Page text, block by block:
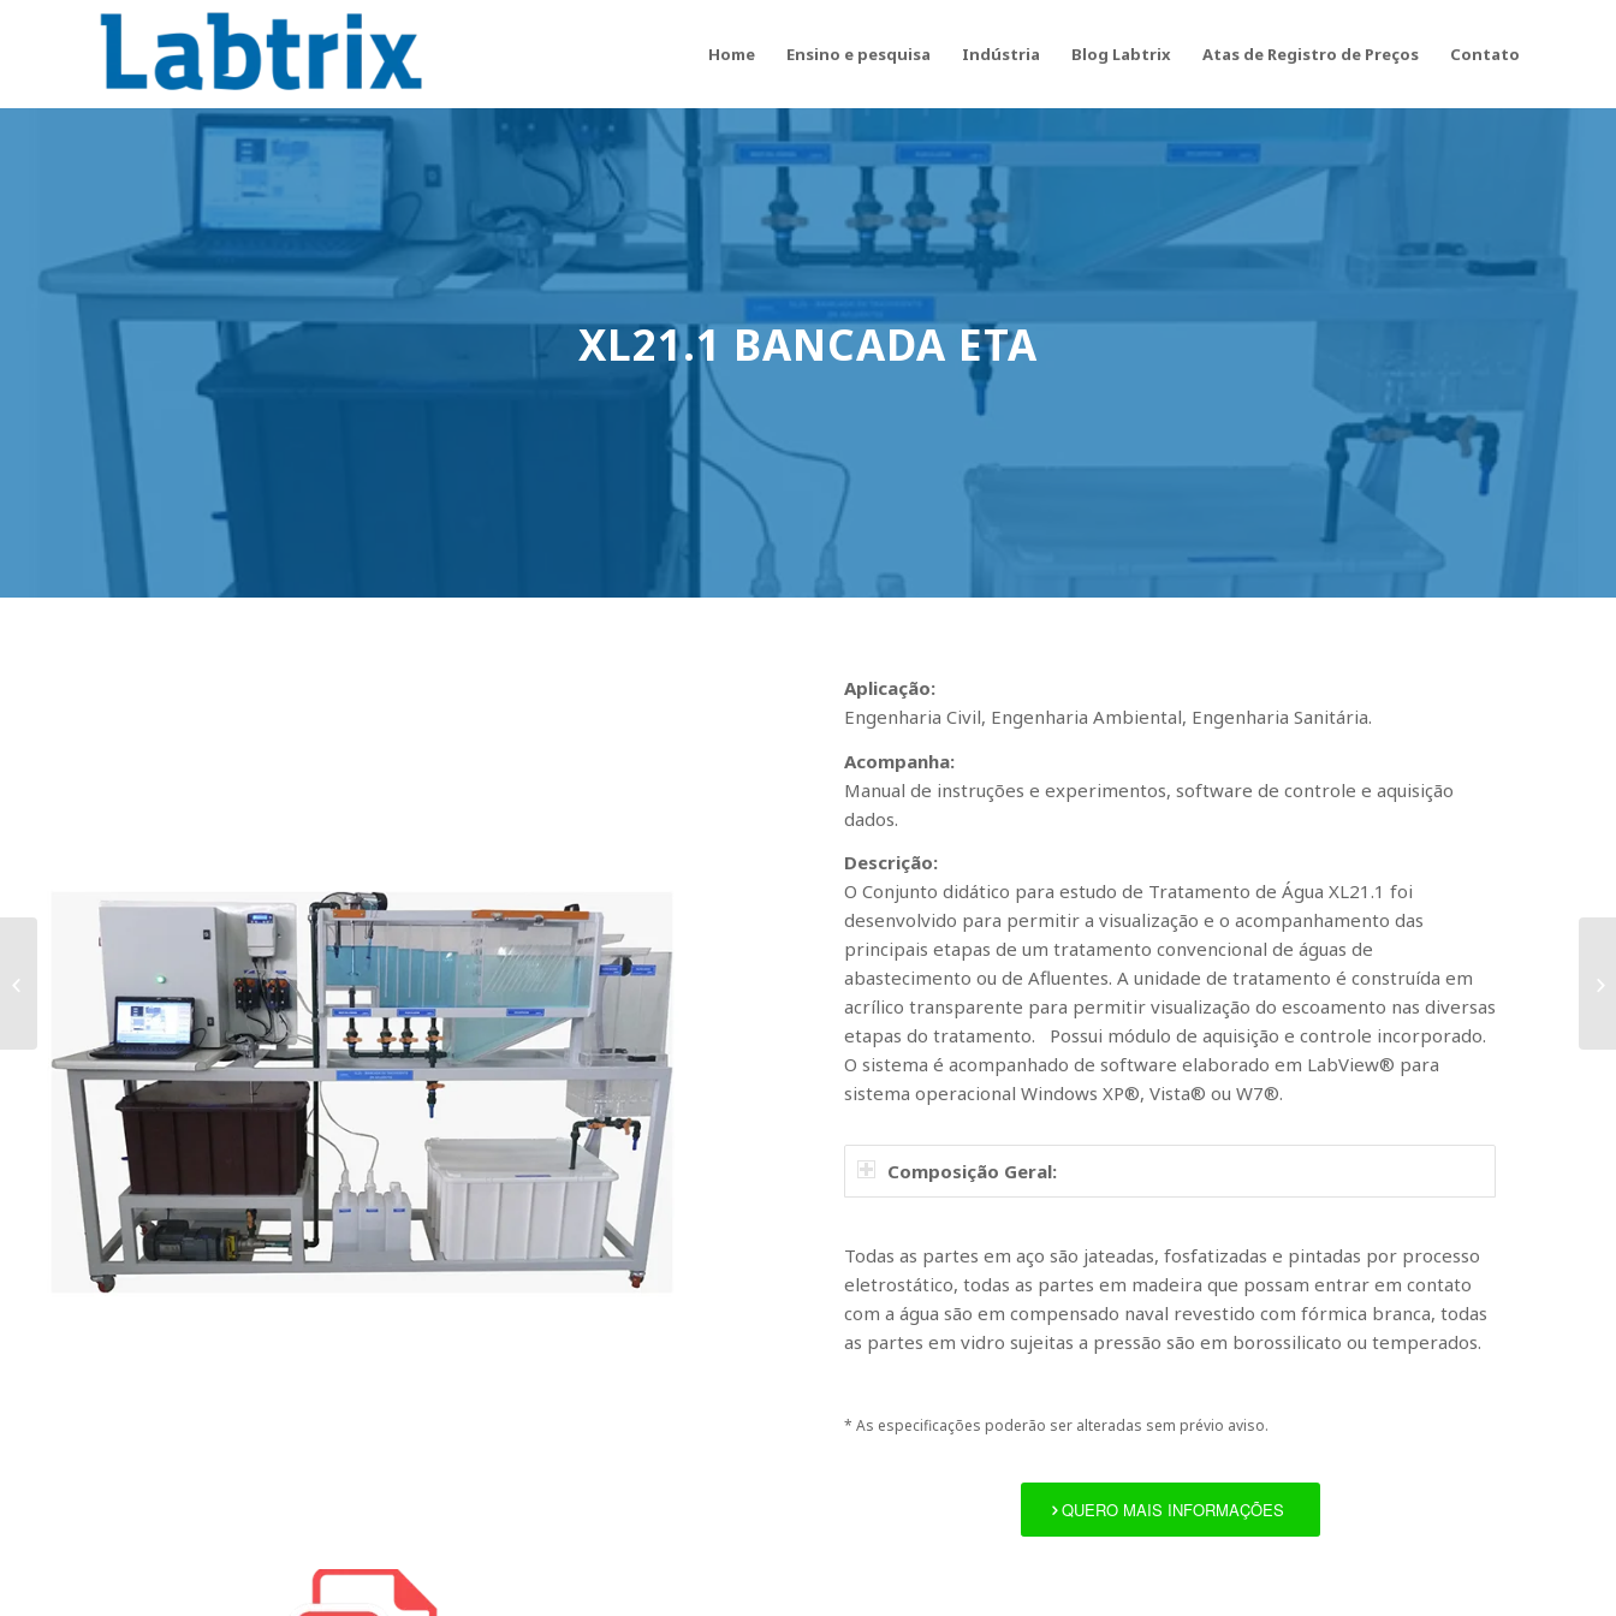
Home Ensino e pesquisa Indústria Blog Labtrix Atas de Registro de Preços Contato
XL21.1 BANCADA ETA
Aplicação:
Engenharia Civil, Engenharia Ambiental, Engenharia Sanitária.
Acompanha:
Manual de instruções e experimentos, software de controle e aquisição
dados.
Descrição:
O Conjunto didático para estudo de Tratamento de Água XL21.1 foi
desenvolvido para permitir a visualização e o acompanhamento das
principais etapas de um tratamento convencional de águas de
abastecimento ou de Afluentes. A unidade de tratamento é construída em
acrílico transparente para permitir visualização do escoamento nas diversas
etapas do tratamento. Possui módulo de aquisição e controle incorporado.
O sistema é acompanhado de software elaborado em LabView® para
sistema operacional Windows XP®, Vista® ou W7®.
Composição Geral:
Todas as partes em aço são jateadas, fosfatizadas e pintadas por processo
eletrostático, todas as partes em madeira que possam entrar em contato
com a água são em compensado naval revestido com fórmica branca, todas
as partes em vidro sujeitas a pressão são em borossilicato ou temperados.
* As especificações poderão ser alteradas sem prévio aviso.
QUERO MAIS INFORMAÇÕES